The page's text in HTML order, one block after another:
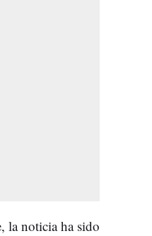
la noticia ha sido